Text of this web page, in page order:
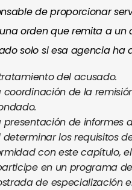
de proporcionar
orden que remita a
solo si esa agencia ha
del acusado.
coordinación de la
presentación de informes
determinar los requisitos
con este capítulo,
en un programa
de especialización